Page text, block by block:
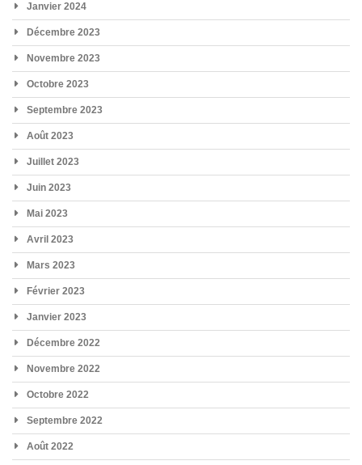
Janvier 2024
Décembre 2023
Novembre 2023
Octobre 2023
Septembre 2023
Août 2023
Juillet 2023
Juin 2023
Mai 2023
Avril 2023
Mars 2023
Février 2023
Janvier 2023
Décembre 2022
Novembre 2022
Octobre 2022
Septembre 2022
Août 2022